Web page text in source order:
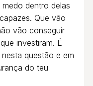
dentro delas
Que vão
vão conseguir
investiram. É
questão e em
do teu